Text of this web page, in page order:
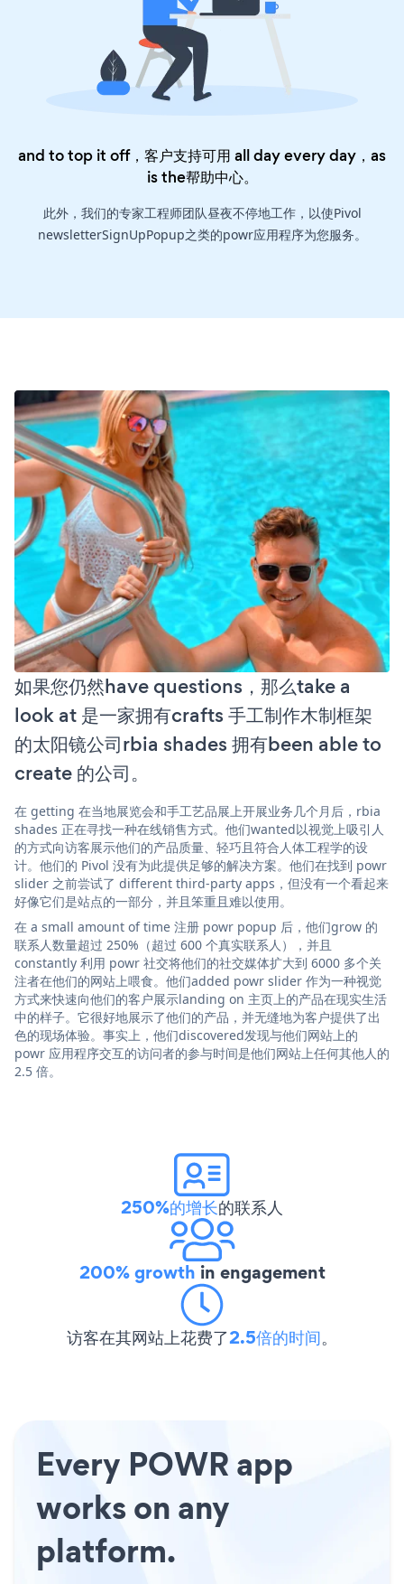
and to top it off，客户支持可用 all day every day，as
is the帮助中心。
此外，我们的专家工程师团队昼夜不停地工作，以使Pivol
newsletterSignUpPopup之类的powr应用程序为您服务。
如果您仍然have questions，那么take a
look at 是一家拥有crafts 手工制作木制框架
的太阳镜公司rbia shades 拥有been able to
create 的公司。
在 getting 在当地展览会和手工艺品展上开展业务几个月后，rbia
shades 正在寻找一种在线销售方式。他们wanted以视觉上吸引人
的方式向访客展示他们的产品质量、轻巧且符合人体工程学的设
计。他们的 Pivol 没有为此提供足够的解决方案。他们在找到 powr
slider 之前尝试了 different third-party apps，但没有一个看起来
好像它们是站点的一部分，并且笨重且难以使用。
在 a small amount of time 注册 powr popup 后，他们grow 的
联系人数量超过 250%（超过 600 个真实联系人），并且
constantly 利用 powr 社交将他们的社交媒体扩大到 6000 多个关
注者在他们的网站上喂食。他们added powr slider 作为一种视觉
方式来快速向他们的客户展示landing on 主页上的产品在现实生活
中的样子。它很好地展示了他们的产品，并无缝地为客户提供了出
色的现场体验。事实上，他们discovered发现与他们网站上的
powr 应用程序交互的访问者的参与时间是他们网站上任何其他人的
2.5 倍。
250%的增长的联系人
200% growth in engagement
访客在其网站上花费了2.5倍的时间。
Every POWR app
works on any
platform.